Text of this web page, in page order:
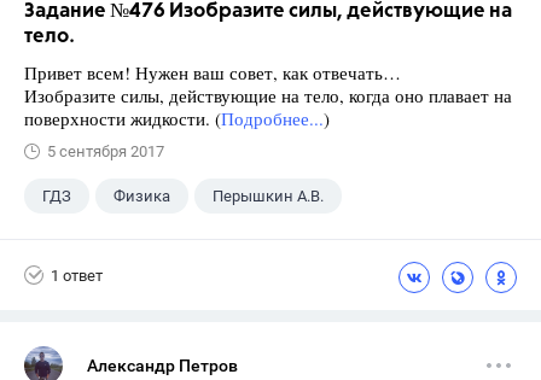
Задание №476 Изобразите силы, действующие на
тело.
Привет всем! Нужен ваш совет, как отвечать…
Изобразите силы, действующие на тело, когда оно плавает на
поверхности жидкости. (Подробнее...)
5 сентября 2017
ГДЗ Физика Перышкин А.В.
1 ответ
Александр Петров